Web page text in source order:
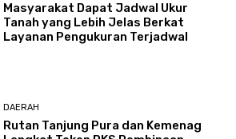
Masyarakat Dapat Jadwal Ukur
Tanah yang Lebih Jelas Berkat
Layanan Pengukuran Terjadwal
DAERAH
Rutan Tanjung Pura dan Kemenag